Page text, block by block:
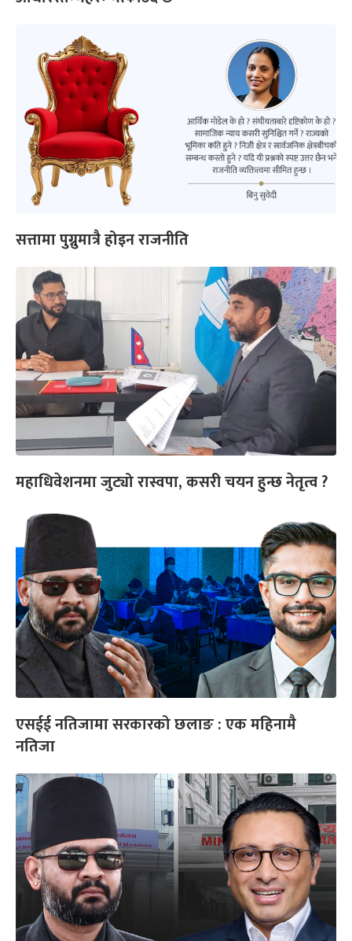
सत्तामा पुग्नुमात्रै होइन राजनीति
महाधिवेशनमा जुट्यो रास्वपा, कसरी चयन हुन्छ नेतृत्व ?
एसईई नतिजामा सरकारको छलाङ : एक महिनामै
नतिजा